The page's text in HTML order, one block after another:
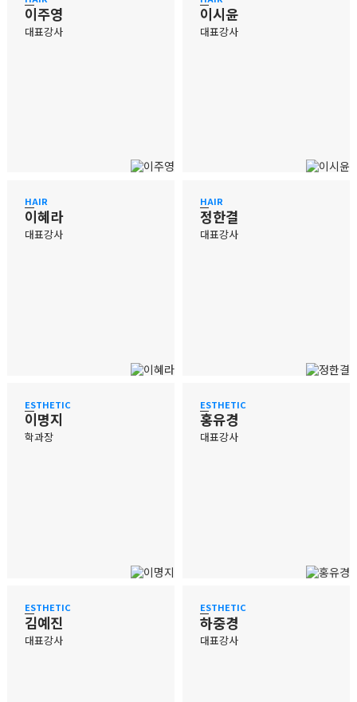
이주영
대표강사
이시윤
대표강사
HAIR
이혜라
대표강사
HAIR
정한결
대표강사
ESTHETIC
이명지
학과장
ESTHETIC
홍유경
대표강사
ESTHETIC
김예진
대표강사
ESTHETIC
하중경
대표강사